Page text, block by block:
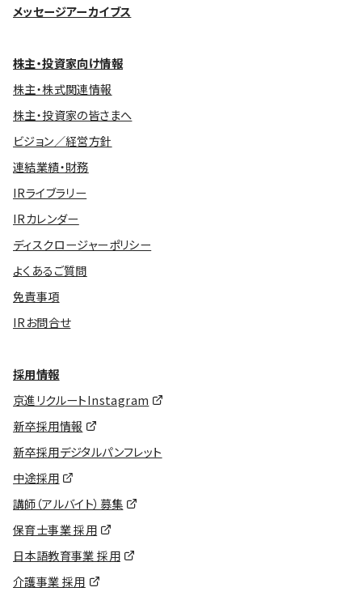
メッセージアーカイブス
株主・投資家向け情報
株主・株式関連情報
株主・投資家の皆さまへ
ビジョン／経営方針
連結業績・財務
IRライブラリー
IRカレンダー
ディスクロージャーポリシー
よくあるご質問
免責事項
IRお問合せ
採用情報
京進リクルートInstagram
新卒採用情報
新卒採用デジタルパンフレット
中途採用
講師（アルバイト）募集
保育士事業 採用
日本語教育事業 採用
介護事業 採用